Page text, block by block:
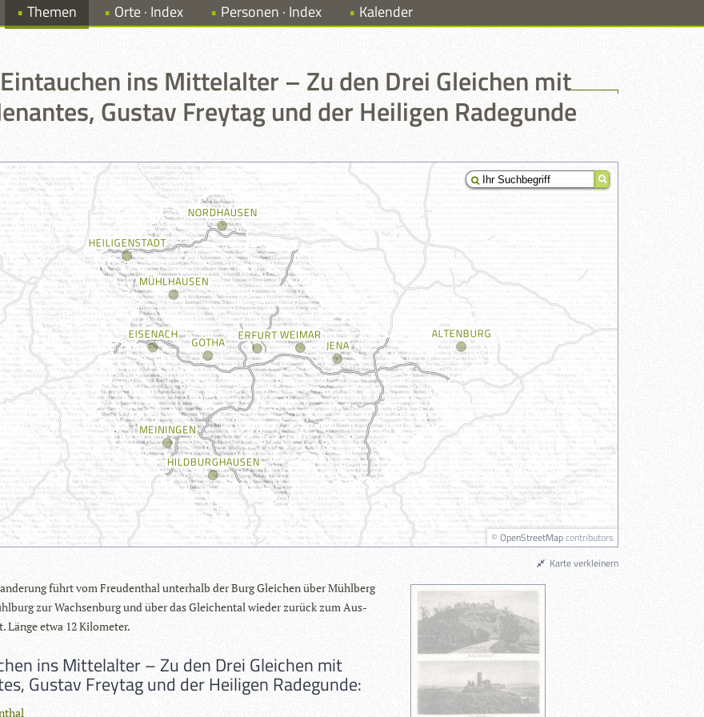
Themen Orte · Index Personen · Index Kalender
Eintauchen ins Mittelalter – Zu den Drei Gleichen mit
Gustav Freytag und der Heiligen Radegunde
© OpenStreetMapcontributors
führt vom Freu­den­thal unter­halb der Burg Glei­chen über Mühl­berg
zur Wach­sen­burg und über das Glei­chen­tal wie­der zurück zum Aus­
Länge etwa 12 Kilometer.
ins Mittelalter – Zu den Drei Gleichen mit
Gustav Freytag und der Heiligen Radegunde:
Karte verkleinern